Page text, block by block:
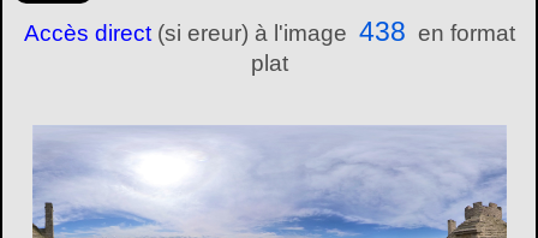
Accès direct(si ereur) à l'image 438 en format
plat